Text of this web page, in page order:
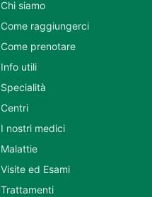
Chi siamo
Come raggiungerci
Come prenotare
Info utili
Specialità
Centri
I nostri medici
Malattie
Visite ed Esami
Trattamenti